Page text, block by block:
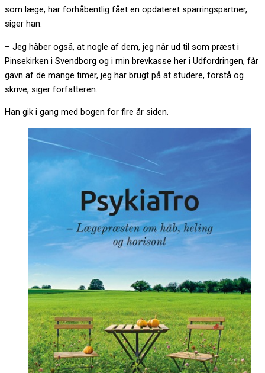
som læge, har forhåbentlig fået en opdateret sparringspartner,
siger han.
– Jeg håber også, at nogle af dem, jeg når ud til som præst i
Pinsekirken i Svendborg og i min brevkasse her i Udfordringen, får
gavn af de mange timer, jeg har brugt på at studere, forstå og
skrive, siger forfatteren.
Han gik i gang med bogen for fire år siden.